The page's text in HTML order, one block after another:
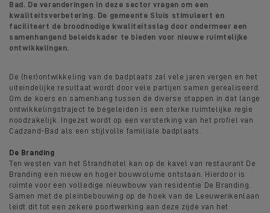
Bad. De veranderingen in deze sector vragen om een
kwaliteitsverbetering. De gemeente Sluis stimuleert en
faciliteert de broodnodige kwaliteitsslag door ondermeer een
samenhangend beleidskader te bieden voor nieuwe ruimtelijke
ontwikkelingen.
De (her)ontwikkeling van de badplaats zal vele jaren vergen en het
uiteindelijke resultaat wordt door vele partijen samen gerealiseerd.
Om de koers en samenhang tussen de diverse stappen in dat lange
ontwikkelingstraject te begeleiden is een sterke ruimtelijke regie
noodzakelijk. Ingezet wordt op een versterking van het profiel van
Cadzand-Bad als een stijlvolle familiale badplaats.
De Branding
Ten westen van het Strandhotel kan op de kavel van restaurant De
Branding een nieuw en hoger bouwvolume ontstaan. Hierdoor is
ruimte voor een volledige nieuwbouw van residentie De Branding.
Samen met de pleinbebouwing op de hoek van de Leeuwerikenlaan
leidt dit tot een zekere poortwerking aan deze zijde van het